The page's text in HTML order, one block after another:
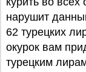
нарушит
62 турецких
окурок вам
турецким